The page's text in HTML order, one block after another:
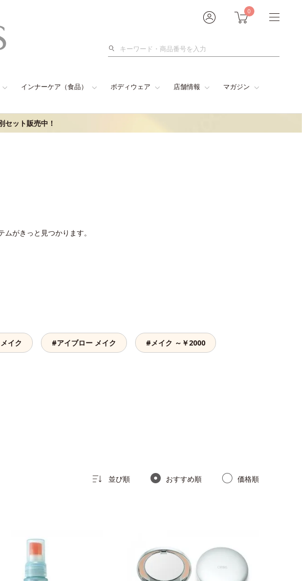
0
検
インナーケア（食品） ボディウェア 店舗情報 マガジン
セット販売中！
がきっと見つかります。
イク #アイブロー メイク #メイク ～￥2000
並び順 おすすめ順 価格順